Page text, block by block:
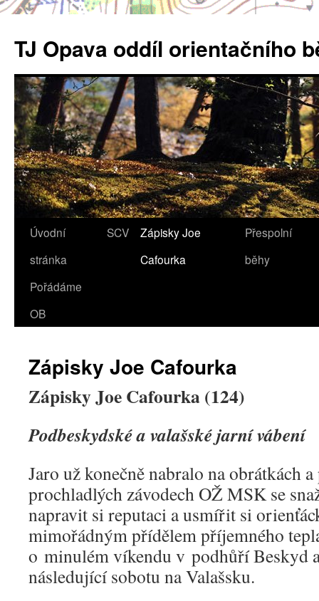
obsahu
webu
TJ Opava oddíl orientačního
Úvodní
stránka
SCV
Zápisky Joe
Cafourka
Přespolní
běhy
Pořádáme
OB
Zápisky Joe Cafourka
Zápisky Joe Cafourka (124)
Podbeskydské a valašské jarní vábení
Jaro už konečně nabralo na obrátkách
prochladlých závodech OŽ MSK se
napravit si reputaci a usmířit si
mimořádným přídělem příjemného
o minulém víkendu v podhůří Beskyd
následující sobotu na Valašsku.